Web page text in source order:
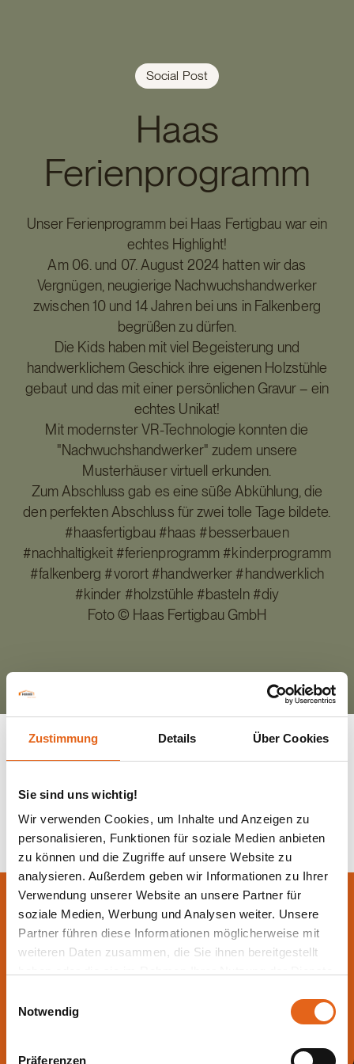
Zustimmung Details Über Cookies
Sie sind uns wichtig!
Wir verwenden Cookies, um Inhalte und Anzeigen zu
personalisieren, Funktionen für soziale Medien anbieten
zu können und die Zugriffe auf unsere Website zu
analysieren. Außerdem geben wir Informationen zu Ihrer
Verwendung unserer Website an unsere Partner für
soziale Medien, Werbung und Analysen weiter. Unsere
Partner führen diese Informationen möglicherweise mit
weiteren Daten zusammen, die Sie ihnen bereitgestellt
Bitte beachten Sie, dass einige der Partner auch Daten in
Drittländer übermitteln können, in denen möglicherweise
Notwendig
Präferenzen
Social Post
Haas
Ferienprogramm
Unser Ferienprogramm bei Haas Fertigbau war ein
echtes Highlight!
Am 06. und 07. August 2024 hatten wir das
Vergnügen, neugierige Nachwuchshandwerker
zwischen 10 und 14 Jahren bei uns in Falkenberg
begrüßen zu dürfen.
Die Kids haben mit viel Begeisterung und
handwerklichem Geschick ihre eigenen Holzstühle
gebaut und das mit einer persönlichen Gravur – ein
echtes Unikat!
Mit modernster VR-Technologie konnten die
"Nachwuchshandwerker" zudem unsere
Musterhäuser virtuell erkunden.
Zum Abschluss gab es eine süße Abkühlung, die
den perfekten Abschluss für zwei tolle Tage bildete.
#haasfertigbau #haas #besserbauen
#nachhaltigkeit #ferienprogramm #kinderprogramm
#falkenberg #vorort #handwerker #handwerklich
#kinder #holzstühle #basteln #diy
Foto © Haas Fertigbau GmbH
Zurück zur Übersicht
Lassen Sie sich jetzt
beraten.
Die beste Beratung ist die persönliche - von einem Haas